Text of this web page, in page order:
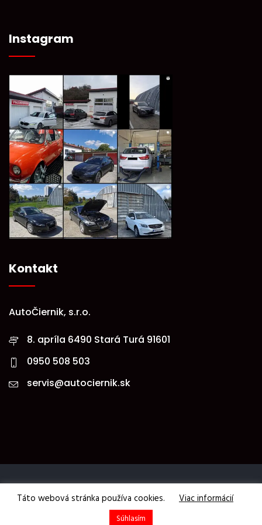
Instagram
Kontakt
AutoČiernik, s.r.o.
8. apríla 6490 Stará Turá 91601
0950 508 503
servis@autociernik.sk
© Copyright 2019. Všetky práva vyhradené - AutoČiernik,
s.r.o.
Táto webová stránka používa cookies. Viac informácií
Súhlasím